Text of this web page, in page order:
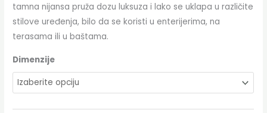
tamna nijansa pruža dozu luksuza i lako se uklapa u različite
stilove uređenja, bilo da se koristi u enterijerima, na
terasama ili u baštama.
Dimenzije